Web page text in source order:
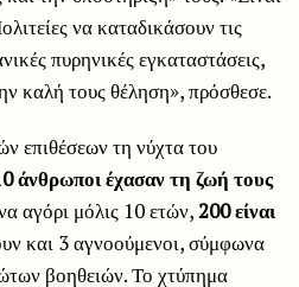
να καταδικάσουν τις
πυρηνικές εγκαταστάσεις,
καλή τους θέληση», πρόσθεσε.
επιθέσεων τη νύχτα του
άνθρωποι έχασαν τη ζωή τους
αγόρι μόλις 10 ετών,200 είναι
και 3 αγνοούμενοι, σύμφωνα
βοηθειών. Το χτύπημα